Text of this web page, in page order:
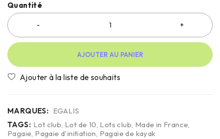
Quantité
AJOUTER AU PANIER
MARQUES: EGALIS
TAGS: Lot club, Lot de 10, Lots club, Made in France,
Pagaie, Pagaie d'initiation, Pagaie de kayak